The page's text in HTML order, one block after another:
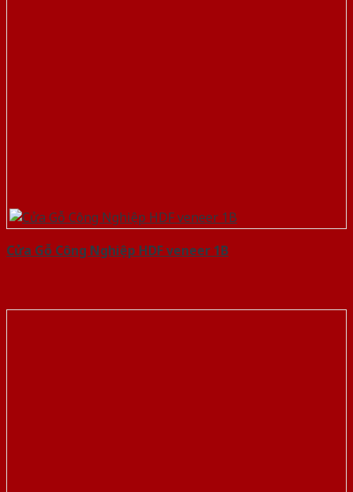
Cửa Gỗ Công Nghiệp HDF veneer 1B